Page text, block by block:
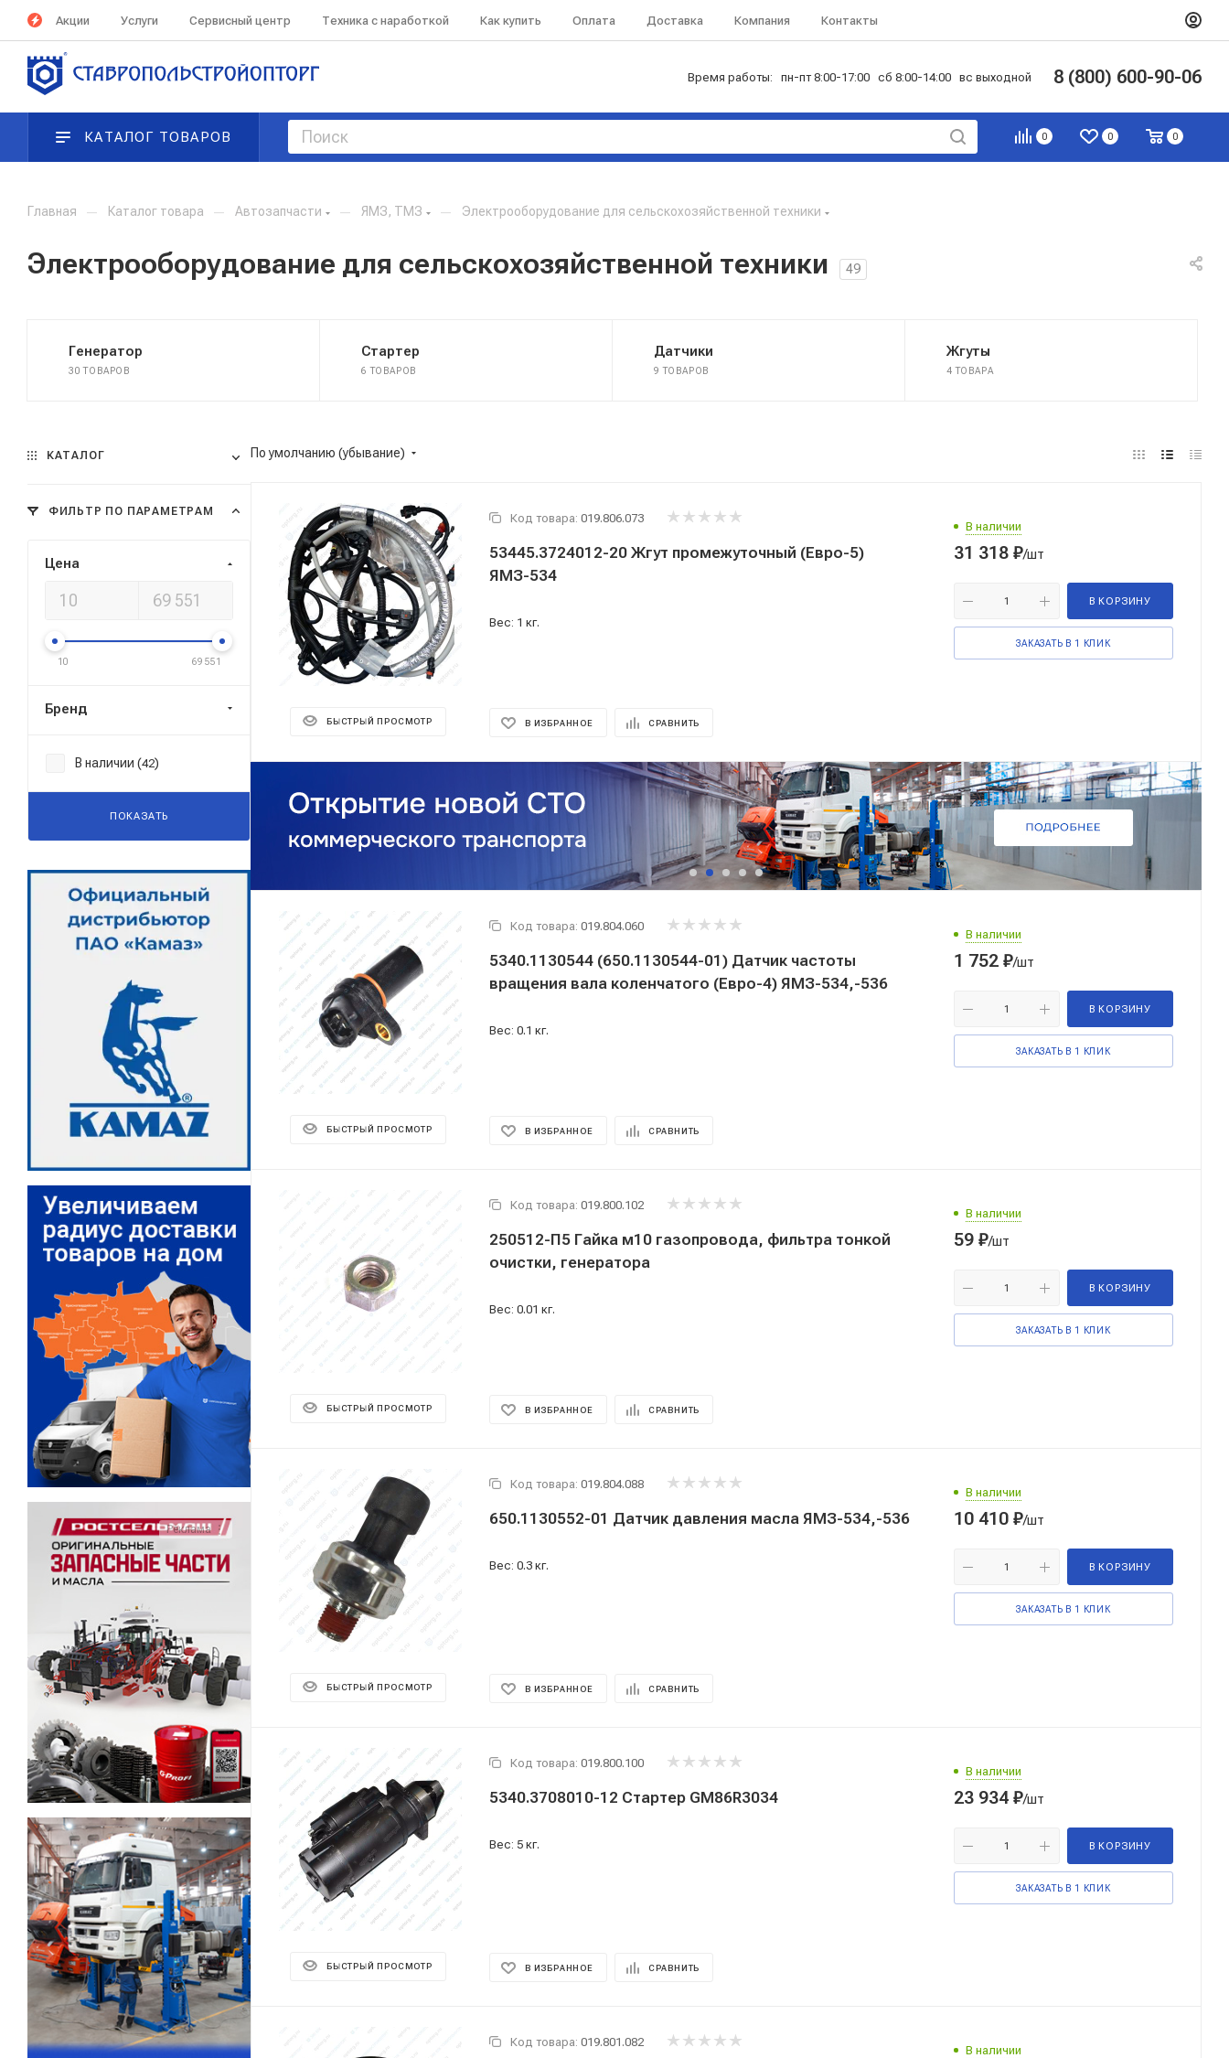
Акции Услуги Сервисный центр Техника с наработкой Как купить Оплата Доставка Компания Контакты
Время работы: пн-пт 8:00-17:00 сб 8:00-14:00 вс выходной 8 (800) 600-90-06
0 0 0
КАТАЛОГ ТОВАРОВ
Главная — Каталог товара — Автозапчасти — ЯМЗ, ТМЗ — Электрооборудование для сельскохозяйственной техники
Электрооборудование для сельскохозяйственной техники 49
Генератор
30 ТОВАРОВ
Стартер
6 ТОВАРОВ
Датчики
9 ТОВАРОВ
Жгуты
4 ТОВАРА
По умолчанию (убывание)
БЫСТРЫЙ ПРОСМОТР
Код товара: 019.806.073
53445.3724012-20 Жгут промежуточный (Евро-5)
ЯМЗ-534
Вес: 1 кг.
В ИЗБРАННОЕ СРАВНИТЬ
В наличии
31 318 ₽/шт
В КОРЗИНУ
ЗАКАЗАТЬ В 1 КЛИК
БЫСТРЫЙ ПРОСМОТР
Код товара: 019.804.060
5340.1130544 (650.1130544-01) Датчик частоты
вращения вала коленчатого (Евро-4) ЯМЗ-534,-536
Вес: 0.1 кг.
В ИЗБРАННОЕ СРАВНИТЬ
В наличии
1 752 ₽/шт
В КОРЗИНУ
ЗАКАЗАТЬ В 1 КЛИК
БЫСТРЫЙ ПРОСМОТР
Код товара: 019.800.102
250512-П5 Гайка м10 газопровода, фильтра тонкой
очистки, генератора
Вес: 0.01 кг.
В ИЗБРАННОЕ СРАВНИТЬ
В наличии
59 ₽/шт
В КОРЗИНУ
ЗАКАЗАТЬ В 1 КЛИК
БЫСТРЫЙ ПРОСМОТР
Код товара: 019.804.088
650.1130552-01 Датчик давления масла ЯМЗ-534,-536
Вес: 0.3 кг.
В ИЗБРАННОЕ СРАВНИТЬ
В наличии
10 410 ₽/шт
В КОРЗИНУ
ЗАКАЗАТЬ В 1 КЛИК
БЫСТРЫЙ ПРОСМОТР
Код товара: 019.800.100
5340.3708010-12 Стартер GM86R3034
Вес: 5 кг.
В ИЗБРАННОЕ СРАВНИТЬ
В наличии
23 934 ₽/шт
В КОРЗИНУ
ЗАКАЗАТЬ В 1 КЛИК
Код товара: 019.801.082
В наличии
КАТАЛОГ
ФИЛЬТР ПО ПАРАМЕТРАМ
Цена
10 69 551
Бренд
В наличии (42)
ПОКАЗАТЬ
Реклама ⋮